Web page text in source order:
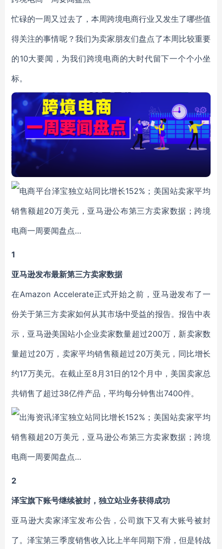
忙碌的一周又过去了，本周跨境电商行业又发生了哪些值
得关注的事情呢？我们为卖家朋友们盘点了本周比较重要
的10大要闻，为我们跨境电商的大时代留下一个个小坐
标。
1
亚马逊发布最新第三方卖家数据
在Amazon Accelerate正式开始之前，亚马逊发布了一
份关于第三方卖家如何从其市场中受益的报告。报告中表
示，亚马逊美国站小企业卖家数量超过200万，新卖家数
量超过20万，卖家平均销售额超过20万美元，同比增长
约17万美元。在截止至8月31日的12个月中，美国卖家总
共销售了超过38亿件产品，平均每分钟售出7400件。
2
泽宝旗下账号继续被封，独立站业务获得成功
亚马逊大卖家泽宝发布公告，公司旗下又有大账号被封
了。泽宝第三季度销售收入比上半年同期下滑，但是转战